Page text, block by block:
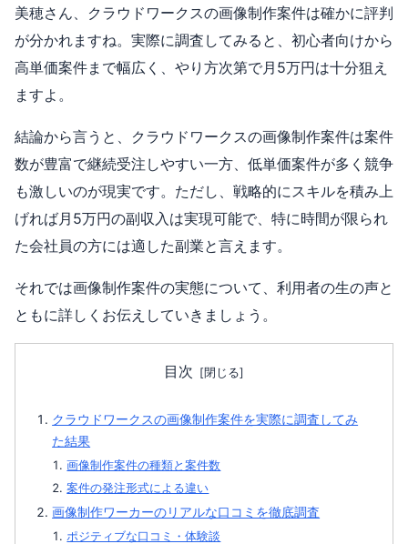
美穂さん、クラウドワークスの画像制作案件は確かに評判
が分かれますね。実際に調査してみると、初心者向けから
高単価案件まで幅広く、やり方次第で月5万円は十分狙え
ますよ。
結論から言うと、クラウドワークスの画像制作案件は案件
数が豊富で継続受注しやすい一方、低単価案件が多く競争
も激しいのが現実です。ただし、戦略的にスキルを積み上
げれば月5万円の副収入は実現可能で、特に時間が限られ
た会社員の方には適した副業と言えます。
それでは画像制作案件の実態について、利用者の生の声と
ともに詳しくお伝えしていきましょう。
目次
クラウドワークスの画像制作案件を実際に調査してみ
た結果
画像制作案件の種類と案件数
案件の発注形式による違い
画像制作ワーカーのリアルな口コミを徹底調査
ポジティブな口コミ・体験談